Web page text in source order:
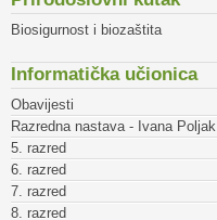
Biosigurnost i biozaštita
Informatička učionica
Obavijesti
Razredna nastava - Ivana Poljak
5. razred
6. razred
7. razred
8. razred